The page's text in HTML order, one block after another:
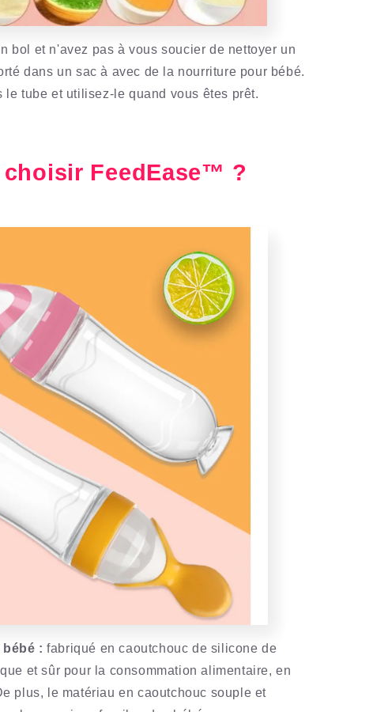
bol et n'avez pas à vous soucier de nettoyer un
dans un sac à avec de la nourriture pour bébé.
le tube et utilisez-le quand vous êtes prêt.
choisir FeedEase™ ?
: fabriqué en caoutchouc de silicone de
et sûr pour la consommation alimentaire, en
plus, le matériau en caoutchouc souple et